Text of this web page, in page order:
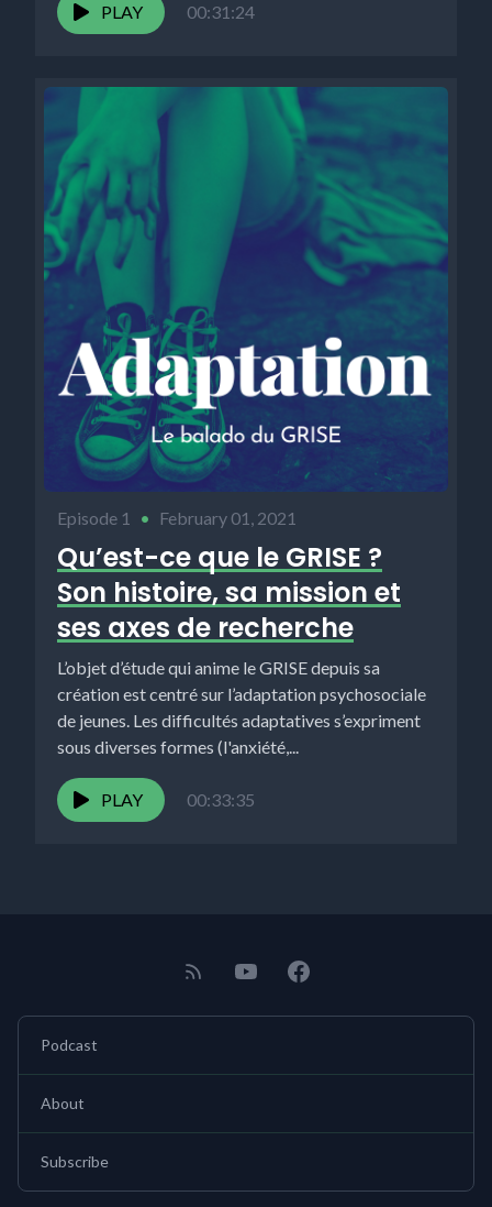
PLAY 00:31:24
Episode 1 • February 01, 2021
Qu’est-ce que le GRISE ?
Son histoire, sa mission et
ses axes de recherche
L’objet d’étude qui anime le GRISE depuis sa
création est centré sur l’adaptation psychosociale
de jeunes. Les difficultés adaptatives s’expriment
sous diverses formes (l'anxiété,...
PLAY 00:33:35
Podcast
About
Subscribe